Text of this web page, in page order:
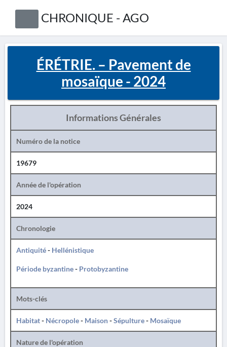
CHRONIQUE - AGO
ÉRÉTRIE. – Pavement de
mosaïque - 2024
Informations Générales
Numéro de la notice
19679
Année de l'opération
2024
Chronologie
Antiquité- Hellénistique
Période byzantine- Protobyzantine
Mots-clés
Habitat- Nécropole- Maison-Sépulture- Mosaïque
Nature de l'opération